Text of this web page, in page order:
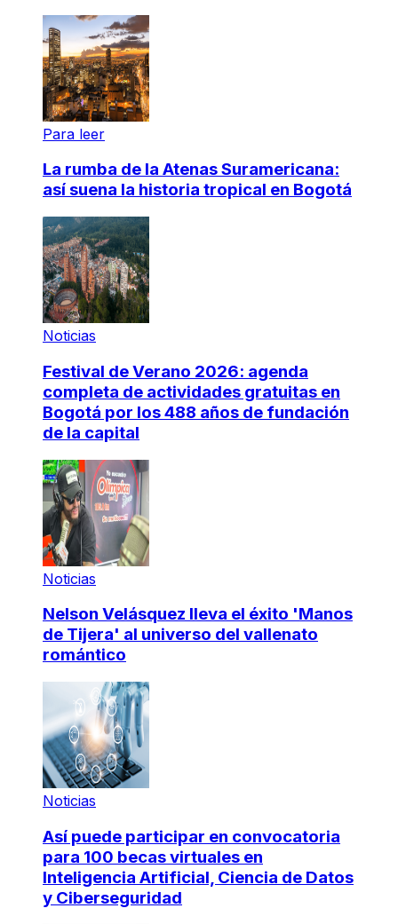
Para leer
La rumba de la Atenas Suramericana:
así suena la historia tropical en Bogotá
Noticias
Festival de Verano 2026: agenda
completa de actividades gratuitas en
Bogotá por los 488 años de fundación
de la capital
Noticias
Nelson Velásquez lleva el éxito 'Manos
de Tijera' al universo del vallenato
romántico
Noticias
Así puede participar en convocatoria
para 100 becas virtuales en
Inteligencia Artificial, Ciencia de Datos
y Ciberseguridad